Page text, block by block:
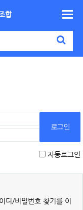
합
자동로그인
디/비밀번호 찾기를 이